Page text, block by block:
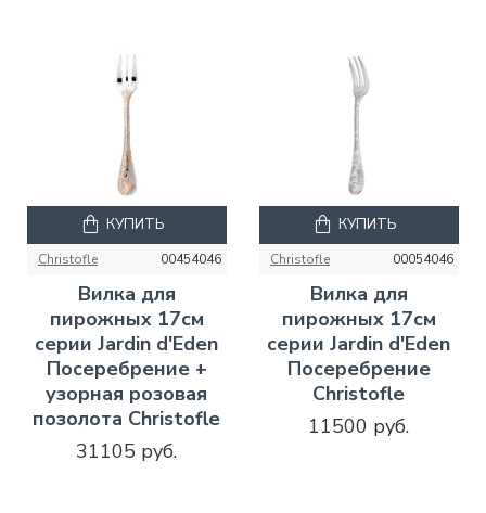
Christofle 00454046
Вилка для
пирожных 17см
серии Jardin d'Eden
Посеребрение +
узорная розовая
позолота Christofle
31105 руб.
КУПИТЬ
Christofle 00054046
Вилка для
пирожных 17см
серии Jardin d'Eden
Посеребрение
Christofle
11500 руб.
КУПИТЬ